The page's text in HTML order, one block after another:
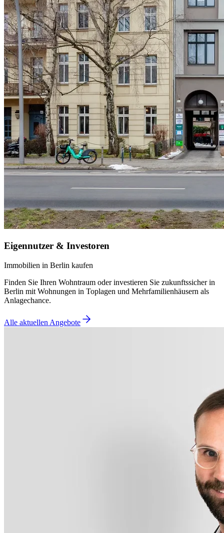
Eigennutzer & Investoren
Immobilien in Berlin kaufen
Finden Sie Ihren Wohntraum oder investieren Sie zukunftssicher in
Berlin mit Wohnungen in Toplagen und Mehrfamilienhäusern als
Anlagechance.
Alle aktuellen Angebote